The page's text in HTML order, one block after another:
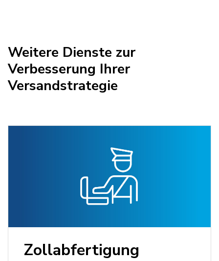
Weitere Dienste zur
Verbesserung Ihrer
Versandstrategie
Zollabfertigung